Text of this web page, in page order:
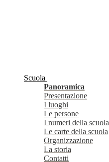
Scuola
Panoramica
Presentazione
I luoghi
Le persone
I numeri della scuola
Le carte della scuola
Organizzazione
La storia
Contatti